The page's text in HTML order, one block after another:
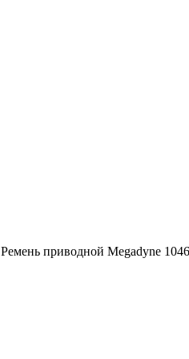
Ремень приводной Megadyne